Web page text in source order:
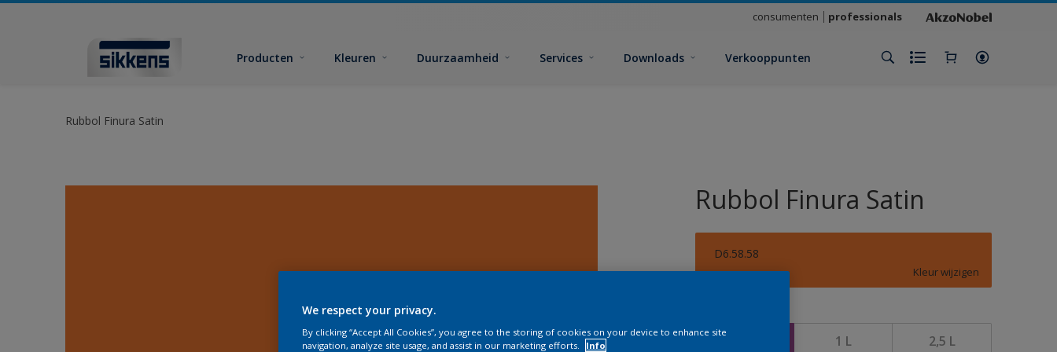
consumenten professionals
Producten Kleuren Duurzaamheid Services Downloads Verkooppunten
Rubbol Finura Satin
Rubbol Finura Satin
D6.58.58
Kleur wijzigen
500 ML 1 L 2,5 L
We respect your privacy.
By clicking “Accept All Cookies”, you agree to the storing of cookies on your device to enhance site
navigation, analyze site usage, and assist in our marketing efforts.
Info